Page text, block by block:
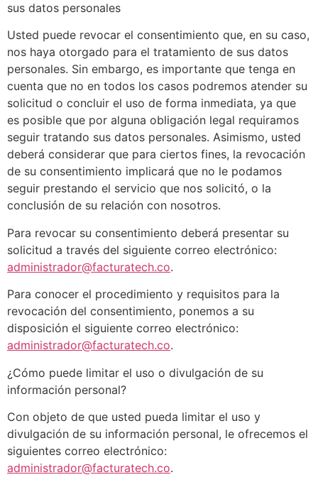
sus datos personales
Usted puede revocar el consentimiento que, en su caso,
nos haya otorgado para el tratamiento de sus datos
personales. Sin embargo, es importante que tenga en
cuenta que no en todos los casos podremos atender su
solicitud o concluir el uso de forma inmediata, ya que
es posible que por alguna obligación legal requiramos
seguir tratando sus datos personales. Asimismo, usted
deberá considerar que para ciertos fines, la revocación
de su consentimiento implicará que no le podamos
seguir prestando el servicio que nos solicitó, o la
conclusión de su relación con nosotros.
Para revocar su consentimiento deberá presentar su
solicitud a través del siguiente correo electrónico:
administrador@facturatech.co.
Para conocer el procedimiento y requisitos para la
revocación del consentimiento, ponemos a su
disposición el siguiente correo electrónico:
administrador@facturatech.co.
¿Cómo puede limitar el uso o divulgación de su
información personal?
Con objeto de que usted pueda limitar el uso y
divulgación de su información personal, le ofrecemos el
siguientes correo electrónico:
administrador@facturatech.co.